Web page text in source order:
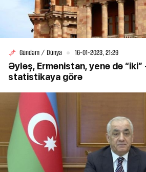
Gündəm / Dünya 16-01-2023, 21:29
Əyləş, Ermənistan, yenə də “iki”
statistikaya görə